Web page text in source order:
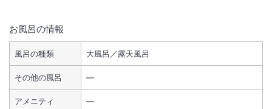
お風呂の情報
風呂の種類 大風呂／露天風呂
その他の風呂 ―
アメニティ ―